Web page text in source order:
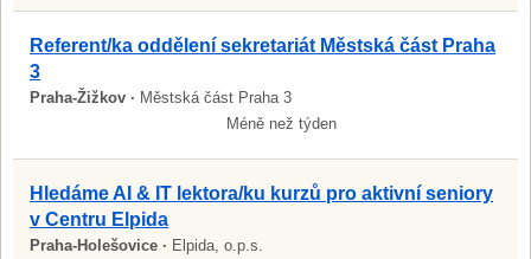
Referent/ka oddělení sekretariát Městská část Praha
3
Praha-Žižkov · Městská část Praha 3
Méně než týden
Hledáme AI & IT lektora/ku kurzů pro aktivní seniory
v Centru Elpida
Praha-Holešovice · Elpida, o.p.s.